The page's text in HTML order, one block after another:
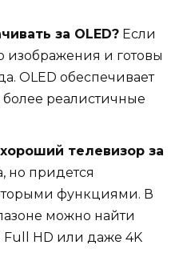
за OLED? Если
изображения и готовы
OLED обеспечивает
реалистичные
телевизор за
но придется
функциями. В
можно найти
HD или даже 4K